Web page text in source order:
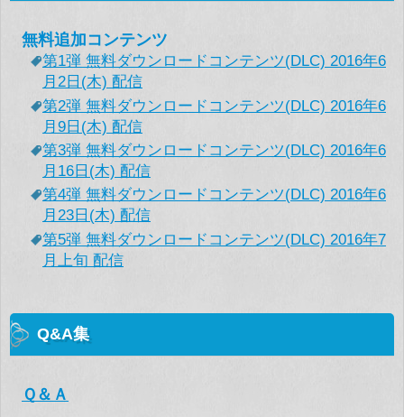
無料追加コンテンツ
第1弾 無料ダウンロードコンテンツ(DLC) 2016年6
月2日(木) 配信
第2弾 無料ダウンロードコンテンツ(DLC) 2016年6
月9日(木) 配信
第3弾 無料ダウンロードコンテンツ(DLC) 2016年6
月16日(木) 配信
第4弾 無料ダウンロードコンテンツ(DLC) 2016年6
月23日(木) 配信
第5弾 無料ダウンロードコンテンツ(DLC) 2016年7
月上旬 配信
Q&A集
Ｑ＆Ａ